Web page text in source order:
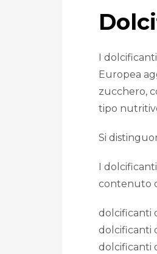
I
Europea
zucchero,
tipo
Si
I
contenuto
dolcificanti
dolcificanti
dolcificanti